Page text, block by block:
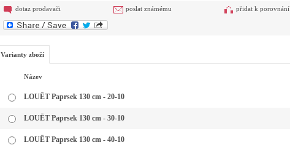
dotaz prodavači poslat známému přidat k porovnání
Varianty zboží
Název
LOUËT Paprsek 130 cm - 20-10
LOUËT Paprsek 130 cm - 30-10
LOUËT Paprsek 130 cm - 40-10